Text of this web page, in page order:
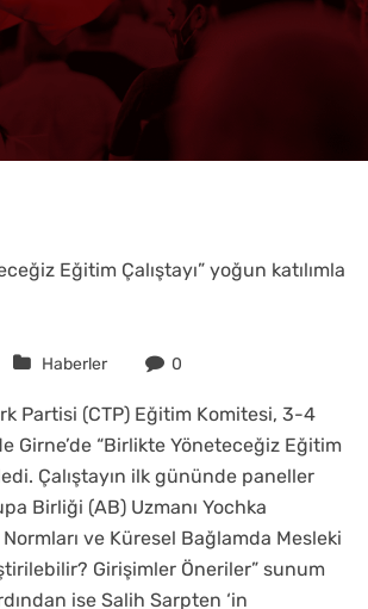
Haberler 0
Partisi (CTP) Eğitim Komitesi, 3-4
Girne’de “Birlikte Yöneteceğiz Eğitim
Çalıştayın ilk gününde paneller
Birliği (AB) Uzmanı Yochka
ve Küresel Bağlamda Mesleki
Girişimler Öneriler” sunum
ise Salih Sarpten ‘in